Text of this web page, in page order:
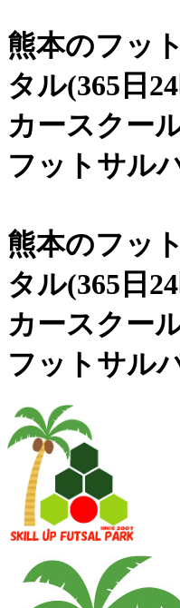
熊本のフッ
タル(365日
カースクー
フットサル
熊本のフッ
タル(365日
カースクー
フットサル